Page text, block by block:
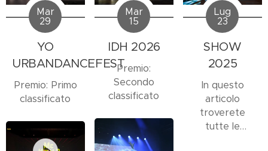
Mar
29
YO
URBANDANCEFEST
Premio: Primo
classificato
Mar
15
IDH 2026
Premio:
Secondo
classificato
Lug
23
SHOW
2025
In questo
articolo
troverete
tutte le